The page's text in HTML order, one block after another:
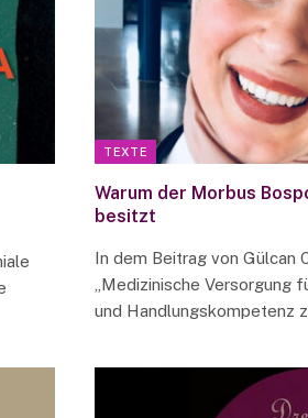
TEXTE
Warum der Morbus
besitzt
In dem Beitrag von Gülcan
„Medizinische Versorgung
und Handlungskompetenz